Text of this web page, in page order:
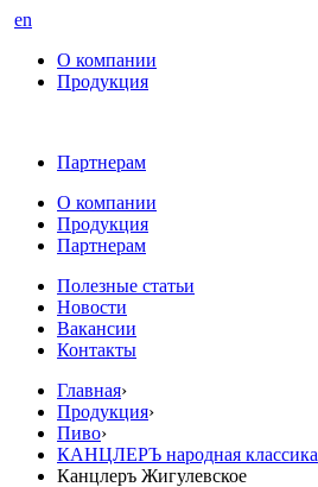
en
О компании
Продукция
Партнерам
О компании
Продукция
Партнерам
Полезные статьи
Новости
Вакансии
Контакты
Главная›
Продукция›
Пиво›
КАНЦЛЕРЪ народная классика
Канцлеръ Жигулевское